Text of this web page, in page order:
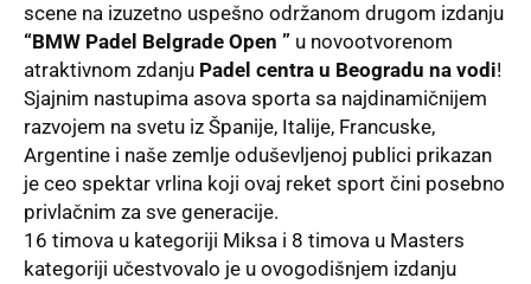
scene na izuzetno uspešno održanom drugom izdanju
“BMW Padel Belgrade Open ” u novootvorenom
atraktivnom zdanju Padel centra u Beogradu na vodi!
Sjajnim nastupima asova sporta sa najdinamičnijem
razvojem na svetu iz Španije, Italije, Francuske,
Argentine i naše zemlje oduševljenoj publici prikazan
je ceo spektar vrlina koji ovaj reket sport čini posebno
privlačnim za sve generacije.
16 timova u kategoriji Miksa i 8 timova u Masters
kategoriji učestvovalo je u ovogodišnjem izdanju